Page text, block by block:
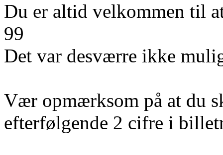
Du er altid velkommen til
99
Det var desværre ikke
Vær opmærksom på at du
efterfølgende 2 cifre i